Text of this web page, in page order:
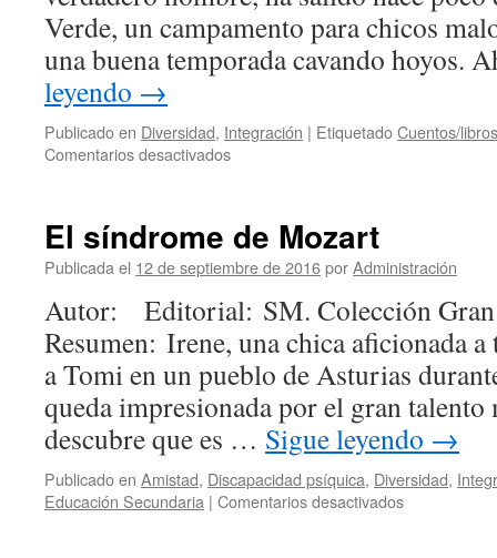
Verde, un campamento para chicos
una buena temporada cavando hoyos.
leyendo →
Publicado en Diversidad, Integración | EtiquetadoCuentos/libros
Comentarios desactivadosen
El síndrome de Mozart
Publicada el 12 de septiembre de 2016porAdministración
Autor: Editorial: SM. Colección
Resumen: Irene, una chica aficionada
a Tomi en un pueblo de Asturias
queda impresionada por el gran
descubre que es … Sigue leyendo →
Publicado en Amistad, Discapacidad psíquica, Diversidad,
Educación Secundaria | Comentarios desactivadosen